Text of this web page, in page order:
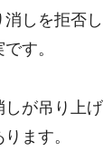
消しを拒否
す。
しが吊り上
ます。